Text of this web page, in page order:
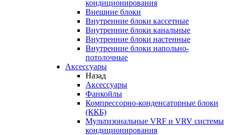
кондиционирования
Внешние блоки
Внутренние блоки кассетные
Внутренние блоки канальные
Внутренние блоки настенные
Внутренние блоки напольно-
потолочные
Аксессуары
Назад
Аксессуары
Фанкойлы
Компрессорно-конденсаторные блоки
(ККБ)
Мультизональные VRF и VRV системы
кондиционирования